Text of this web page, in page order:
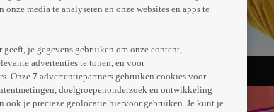
media te analyseren en onze websites en apps te
je gegevens gebruiken om onze content,
advertenties te tonen, en voor
Onze 7 advertentiepartners gebruiken cookies voor
doelgroepenonderzoek en ontwikkeling
ook je precieze geolocatie hiervoor gebruiken. Je kunt je